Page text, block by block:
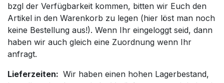
bzgl der Verfügbarkeit kommen, bitten wir Euch den
Artikel in den Warenkorb zu legen (hier löst man noch
keine Bestellung aus!). Wenn Ihr eingeloggt seid, dann
haben wir auch gleich eine Zuordnung wenn Ihr
anfragt.
Lieferzeiten: Wir haben einen hohen Lagerbestand,